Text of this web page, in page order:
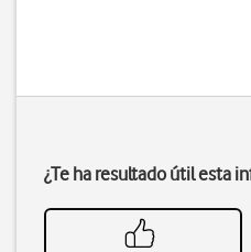
¿Te ha resultado útil esta